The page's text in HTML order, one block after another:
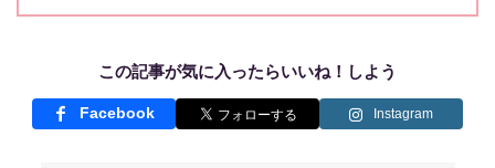
この記事が気に入ったらいいね！しよう
Facebook Instagram